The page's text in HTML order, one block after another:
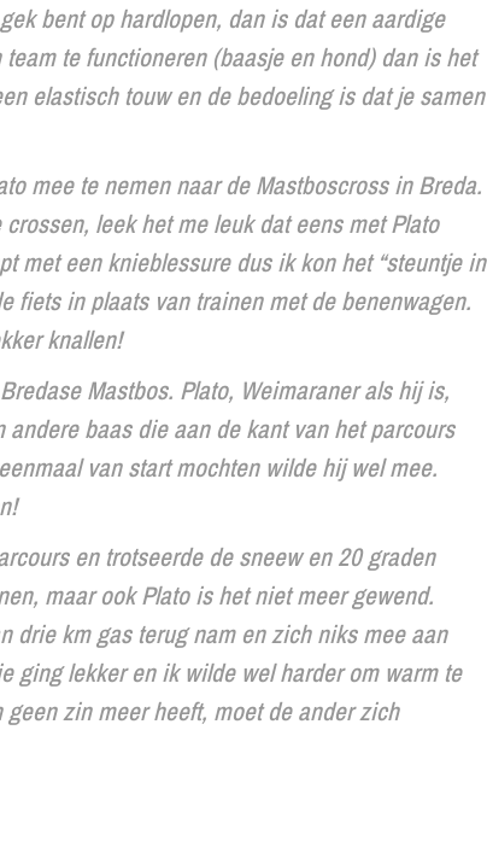
bent op hardlopen, dan is dat een aardige
te functioneren (baasje en hond) dan is het
elastisch touw en de bedoeling is dat je samen
mee te nemen naar de Mastboscross in Breda.
leek het me leuk dat eens met Plato
met een knieblessure dus ik kon het “steuntje in
fiets in plaats van trainen met de benenwagen.
knallen!
Mastbos. Plato, Weimaraner als hij is,
baas die aan de kant van het parcours
van start mochten wilde hij wel mee.
en trotseerde de sneew en 20 graden
maar ook Plato is het niet meer gewend.
drie km gas terug nam en zich niks mee aan
ging lekker en ik wilde wel harder om warm te
zin meer heeft, moet de ander zich